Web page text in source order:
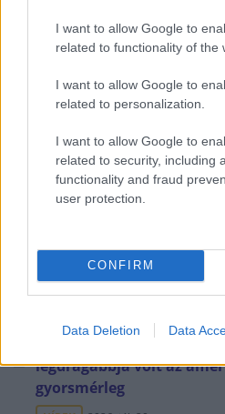
I want to allow Google to
related to functionality of the
I want to allow Google to
related to personalization.
I want to allow Google to
related to security, including
functionality and fraud
user protection.
CONFIRM
Data Deletion Data
Uniós források: íme a
pénzek érkezéséhez még
ELEMZÉSEK 2026. júl. 20.
Minden idők
legdrágábbja volt az
gyorsmérleg